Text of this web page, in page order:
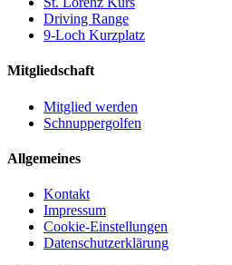
Driving Range
9-Loch Kurzplatz
Mitgliedschaft
Mitglied werden
Schnuppergolfen
Allgemeines
Kontakt
Impressum
Cookie-Einstellungen
Datenschutzerklärung